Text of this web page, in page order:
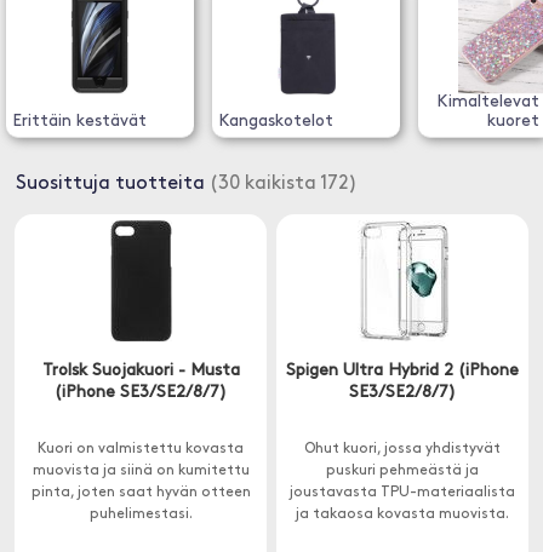
Erittäin kestävät Kangaskotelot
Kimaltelevat
kuoret
Suosittuja tuotteita (30 kaikista 172)
Trolsk Suojakuori - Musta
(iPhone SE3/SE2/8/7)
Kuori on valmistettu kovasta
muovista ja siinä on kumitettu
pinta, joten saat hyvän otteen
puhelimestasi.
Spigen Ultra Hybrid 2 (iPhone
SE3/SE2/8/7)
Ohut kuori, jossa yhdistyvät
puskuri pehmeästä ja
joustavasta TPU-materiaalista
ja takaosa kovasta muovista.